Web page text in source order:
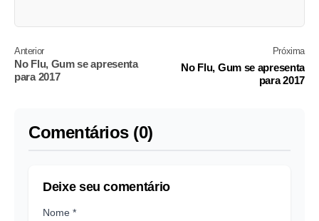
Anterior
No Flu, Gum se apresenta
para 2017
Próxima
No Flu, Gum se apresenta
para 2017
Comentários (0)
Deixe seu comentário
Nome *